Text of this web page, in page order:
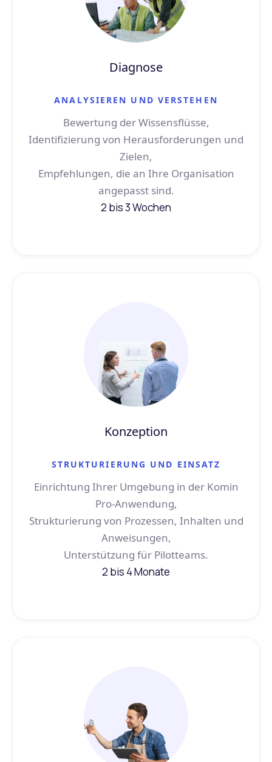
Diagnose
ANALYSIEREN UND VERSTEHEN
Bewertung der Wissensflüsse,
Identifizierung von Herausforderungen und
Zielen,
Empfehlungen, die an Ihre Organisation
angepasst sind.
2 bis 3 Wochen
Konzeption
STRUKTURIERUNG UND EINSATZ
Einrichtung Ihrer Umgebung in der Komin
Pro-Anwendung,
Strukturierung von Prozessen, Inhalten und
Anweisungen,
Unterstützung für Pilotteams.
2 bis 4 Monate